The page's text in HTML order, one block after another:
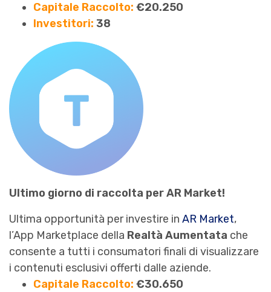
Capitale Raccolto: €20.250
Investitori: 38
Ultimo giorno di raccolta per AR Market!
Ultima opportunità per investire in AR Market,
l’App Marketplace della Realtà Aumentata che
consente a tutti i consumatori finali di visualizzare
i contenuti esclusivi offerti dalle aziende.
Capitale Raccolto: €30.650